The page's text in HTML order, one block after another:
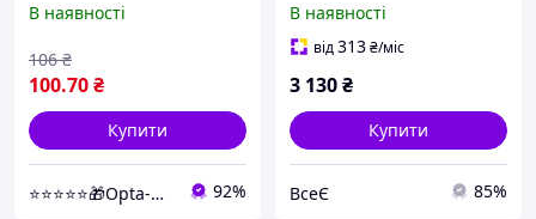
В наявності
100.70₴
106 ₴
Купити
⭐⭐⭐⭐⭐🎁Opta-Net 92%
шиї, плечей, спини,
мязів, що полегшують
В наявності
від313₴/міс
3 130₴
Купити
ВсеЄ 85%